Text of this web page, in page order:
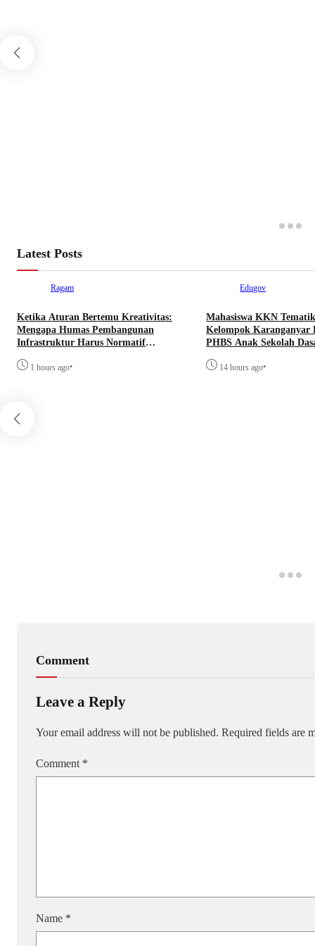
Latest Posts
Ragam
Ketika Aturan Bertemu Kreativitas:
Mengapa Humas Pembangunan
Infrastruktur Harus Normatif
1 hours ago•
Edugov
Mahasiswa KKN
Kelompok Karanganyar
PHBS Anak Sekolah
14 hours ago•
Comment
Leave a Reply
Your email address will not be published. Required fields are
Comment *
Name *